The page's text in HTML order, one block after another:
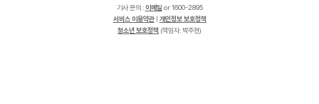
기사 문의 : 이메일 or 1600-2895
서비스 이용약관| 개인정보 보호정책
청소년 보호정책 (책임자: 박주현)